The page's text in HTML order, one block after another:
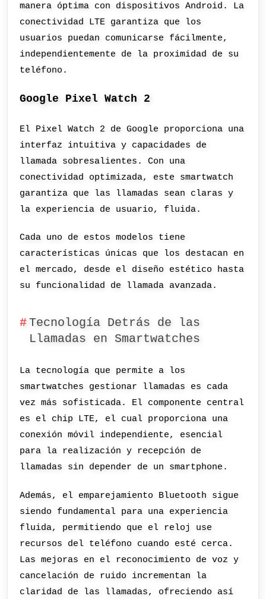
manera óptima con dispositivos Android. La
conectividad LTE garantiza que los
usuarios puedan comunicarse fácilmente,
independientemente de la proximidad de su
teléfono.
Google Pixel Watch 2
El Pixel Watch 2 de Google proporciona una
interfaz intuitiva y capacidades de
llamada sobresalientes. Con una
conectividad optimizada, este smartwatch
garantiza que las llamadas sean claras y
la experiencia de usuario, fluida.
Cada uno de estos modelos tiene
características únicas que los destacan en
el mercado, desde el diseño estético hasta
su funcionalidad de llamada avanzada.
Tecnología Detrás de las
Llamadas en Smartwatches
La tecnología que permite a los
smartwatches gestionar llamadas es cada
vez más sofisticada. El componente central
es el chip LTE, el cual proporciona una
conexión móvil independiente, esencial
para la realización y recepción de
llamadas sin depender de un smartphone.
Además, el emparejamiento Bluetooth sigue
siendo fundamental para una experiencia
fluida, permitiendo que el reloj use
recursos del teléfono cuando esté cerca.
Las mejoras en el reconocimiento de voz y
cancelación de ruido incrementan la
claridad de las llamadas, ofreciendo así